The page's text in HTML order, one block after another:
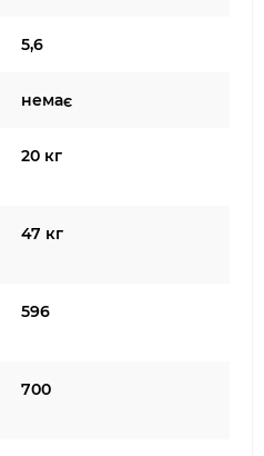
5,6
немає
20 кг
47 кг
596
700